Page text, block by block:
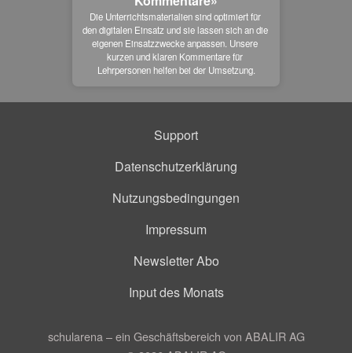
Die Unterrichtsmaterialien sind optimiert für
den digitalen Einsatz und sie lassen sich an die
eigenen Einsatzzwecke anpassen. Unsere
kurzen und klaren Kommentare für
Lehrpersonen helfen bei der Umsetzung.
Support
Datenschutzerklärung
Nutzungsbedingungen
Impressum
Newsletter Abo
Input des Monats
schularena – ein Geschäftsbereich von ABALIR AG